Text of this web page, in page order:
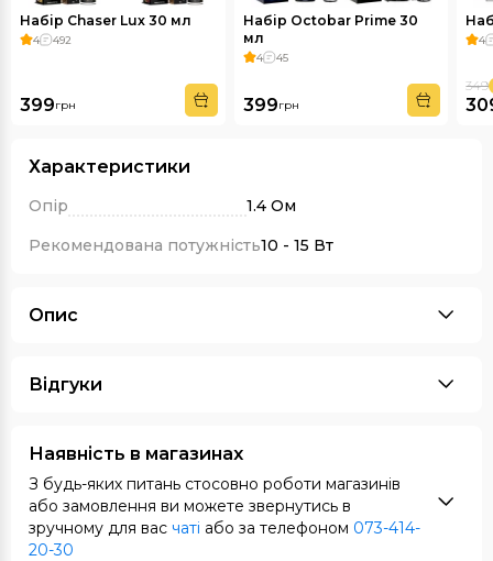
Набір Chaser Lux 30 мл
4 492
399грн
Набір Octobar Prime 30
мл
4 45
399грн
4
349
Характеристики
Опір
1.4 Ом
Рекомендована потужність10 - 15 Вт
Опис
Відгуки
Наявність в магазинах
З будь-яких питань стосовно роботи магазинів
або замовлення ви можете звернутись в
зручному для вас чаті або за телефоном 073-414-
20-30